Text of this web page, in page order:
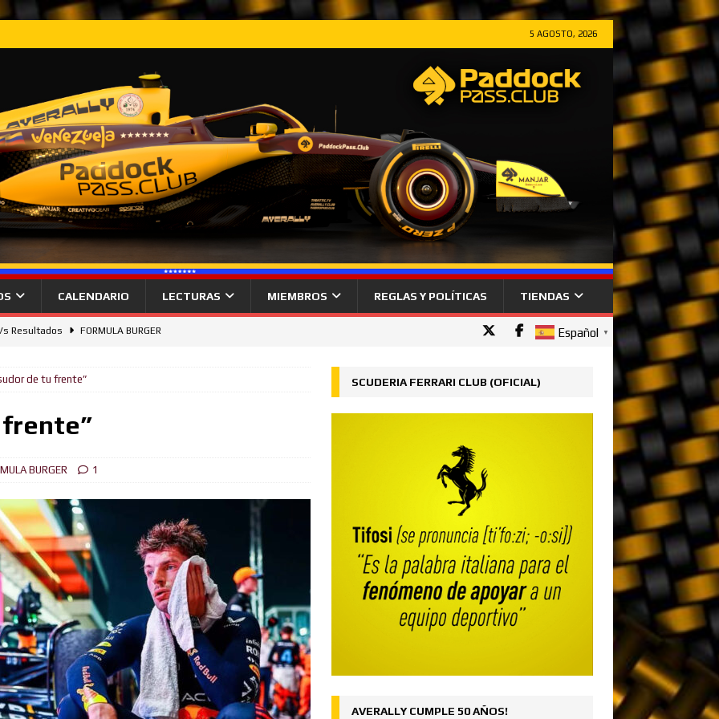
5 AGOSTO, 2026
CALENDARIO LECTURAS MIEMBROS REGLAS Y POLÍTICAS TIENDAS
Resultados FORMULA BURGER
FORMULA BURGER
FORMULA BURGER
victoria en Silverstone, Russell 2do, Hamilton 3ro.
FORMULA BURGER
desde la Pole el Gran Premio de Austria NOTICIAS
(Y y Z) FORMULA BURGER
Español ▼
de tu frente”
frente”
BURGER 1
SCUDERIA FERRARI CLUB (OFICIAL)
AVERALLY CUMPLE 50 AÑOS!